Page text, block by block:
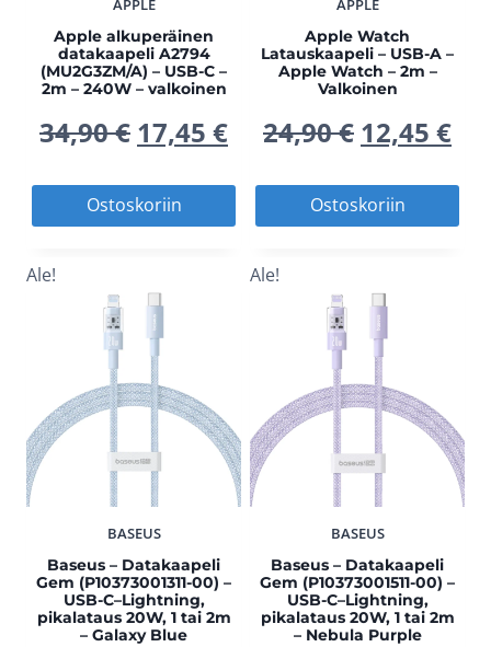
APPLE
Apple alkuperäinen
datakaapeli A2794
(MU2G3ZM/A) – USB-C –
2m – 240W – valkoinen
34,90€ Alkuperäinen
hinta
oli:
34,90 €.
17,45 €Nykyinen
hinta
on:
17,45 €.
Ostoskoriin
APPLE
Apple Watch
Latauskaapeli – USB-A –
Apple Watch – 2m –
Valkoinen
24,90€
hinta
oli:
24,90 €.
12,45 €
on:
Ostoskoriin
Ale!
BASEUS
Baseus – Datakaapeli
Gem (P10373001311-00) –
USB-C–Lightning,
pikalataus 20W, 1 tai 2m
– Galaxy Blue
Ale!
BASEUS
Baseus – Datakaapeli
Gem (P10373001511-00) –
USB-C–Lightning,
pikalataus 20W, 1 tai 2m
– Nebula Purple